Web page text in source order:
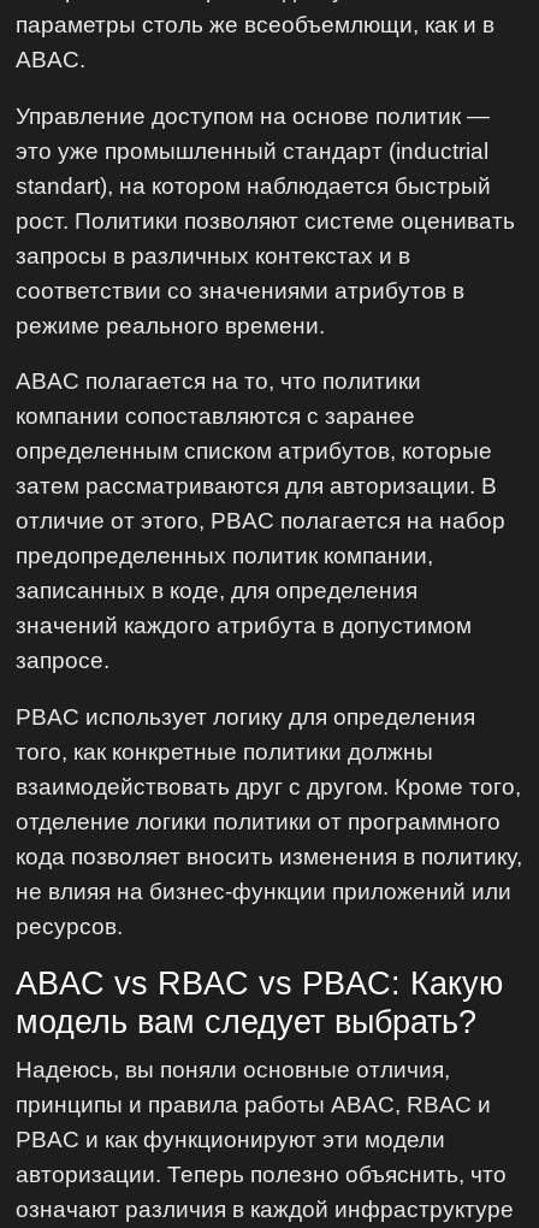
параметры столь же всеобъемлющи, как и в
ABAC.
Управление доступом на основе политик —
это уже промышленный стандарт (inductrial
standart), на котором наблюдается быстрый
рост. Политики позволяют системе оценивать
запросы в различных контекстах и в
соответствии со значениями атрибутов в
режиме реального времени.
ABAC полагается на то, что политики
компании сопоставляются с заранее
определенным списком атрибутов, которые
затем рассматриваются для авторизации. В
отличие от этого, PBAC полагается на набор
предопределенных политик компании,
записанных в коде, для определения
значений каждого атрибута в допустимом
запросе.
PBAC использует логику для определения
того, как конкретные политики должны
взаимодействовать друг с другом. Кроме того,
отделение логики политики от программного
кода позволяет вносить изменения в политику,
не влияя на бизнес-функции приложений или
ресурсов.
ABAC vs RBAC vs PBAC: Какую
модель вам следует выбрать?
Надеюсь, вы поняли основные отличия,
принципы и правила работы ABAC, RBAC и
PBAC и как функционируют эти модели
авторизации. Теперь полезно объяснить, что
означают различия в каждой инфраструктуре